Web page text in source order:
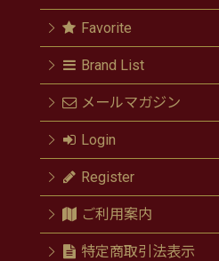
Favorite
Brand List
メールマガジン
Login
Register
ご利用案内
特定商取引法表示